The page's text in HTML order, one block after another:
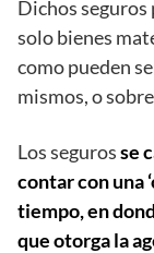
Dichos
solo bienes
como pueden
mismos, o
Los segurosse
contar con una
tiempo, en
que otorga la